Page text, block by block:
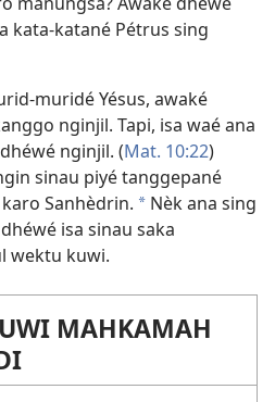
kata-katané Pétrus sing
muridé Yésus, awaké
nginjil. Tapi, isa waé ana
nginjil. (Mat. 10:22)
sinau piyé tanggepané
Sanhèdrin. a Nèk ana sing
isa sinau saka
wektu kuwi.
MAHKAMAH